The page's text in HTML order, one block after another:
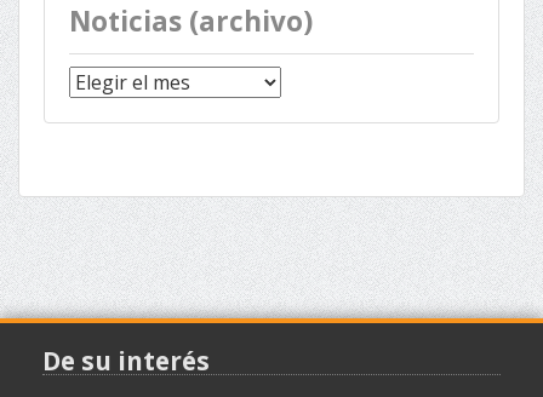
Noticias (archivo)
Noticias
(archivo)
De su interés